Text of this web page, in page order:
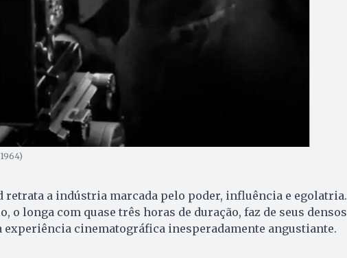
retrata a indústria marcada pelo poder, influência e egolatria.
o longa com quase três horas de duração, faz de seus densos
experiência cinematográfica inesperadamente angustiante.